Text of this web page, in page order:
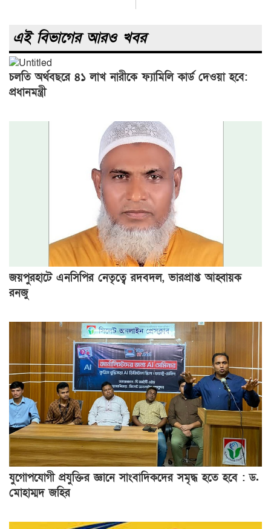
এই বিভাগের আরও খবর
চলতি অর্থবছরে ৪১ লাখ নারীকে ফ্যামিলি কার্ড দেওয়া হবে:
প্রধানমন্ত্রী
জয়পুরহাটে এনসিপির নেতৃত্বে রদবদল, ভারপ্রাপ্ত আহ্বায়ক
রনজু
যুগোপযোগী প্রযুক্তির জ্ঞানে সাংবাদিকদের সমৃদ্ধ হতে হবে : ড.
মোহাম্মদ জহির